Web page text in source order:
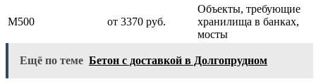
М500 от 3370 руб.
Объекты, требующие
хранилища в банках,
мосты
Ещё по теме Бетон с доставкой в Долгопрудном